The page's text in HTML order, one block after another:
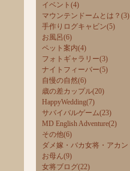
イベント(4)
マウンテンドームとは？(3)
手作りログキャビン(5)
お風呂(6)
ペット案内(4)
フォトギャラリー(3)
ナイトフィーバー(5)
自慢の自然(6)
歳の差カップル(20)
HappyWedding(7)
サバイバルゲーム(23)
MD English Adventure(2)
その他(6)
ダメ嫁・バカ女将・アカン
お母ん(9)
女将ブログ(22)